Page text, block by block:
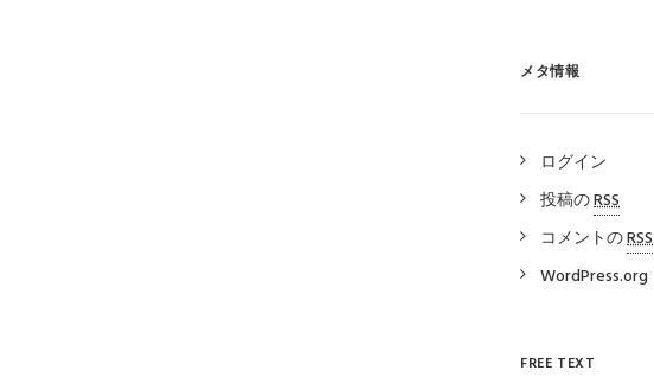
メタ情報
ログイン
投稿のRSS
コメントのRSS
WordPress.org
FREE TEXT